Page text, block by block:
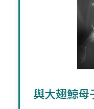
與大翅鯨母